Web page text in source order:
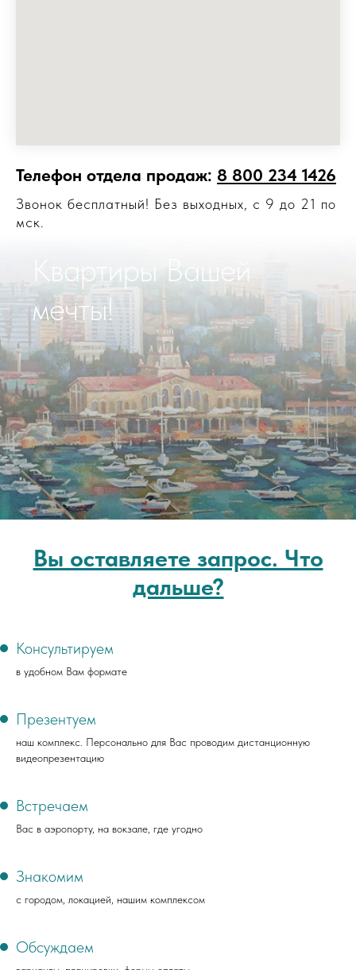
Телефон отдела продаж: 8 800 234 1426
Звонок бесплатный! Без выходных, с 9 до 21 по
мск.
Квартиры Вашей
мечты!
Вы оставляете запрос. Что
дальше?
Консультируем
в удобном Вам формате
Презентуем
наш комплекс. Персонально для Вас проводим дистанционную
видеопрезентацию
Встречаем
Вас в аэропорту, на вокзале, где угодно
Знакомим
с городом, локацией, нашим комплексом
Обсуждаем